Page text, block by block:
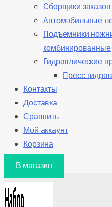
Сборщики
Автомобильные
Подъемники
комбинированные
Гидравлические
Пресс
Контакты
Доставка
Сравнить
Мой аккаунт
Корзина
В магазин